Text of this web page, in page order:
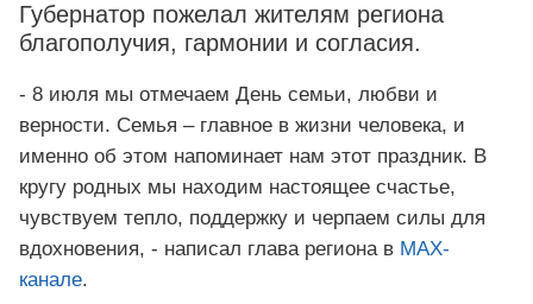
Губернатор пожелал жителям региона
благополучия, гармонии и согласия.
- 8 июля мы отмечаем День семьи, любви и
верности. Семья – главное в жизни человека, и
именно об этом напоминает нам этот праздник. В
кругу родных мы находим настоящее счастье,
чувствуем тепло, поддержку и черпаем силы для
вдохновения, - написал глава региона в MAX-
канале.